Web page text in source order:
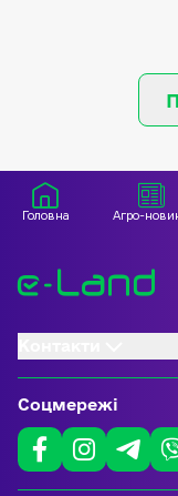
Головна Агро-
Соцмережі